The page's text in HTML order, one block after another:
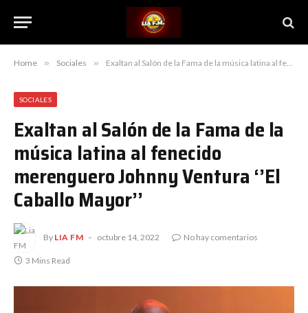
Home » Sociales » Exaltan al Salón de la Fama de la música latina al fenecido merenguero Johnny Ventura ‘’El Caballo Mayor’’
SOCIALES
Exaltan al Salón de la Fama de la
música latina al fenecido
merenguero Johnny Ventura ‘’El
Caballo Mayor’’
By LIA FM octubre 14, 2022 No hay comentarios
3 Mins Read